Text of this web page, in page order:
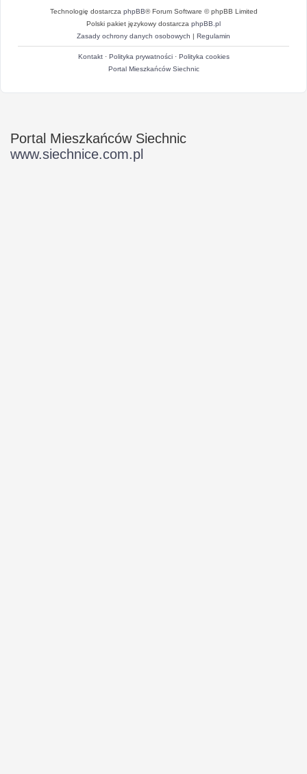
Technologię dostarcza phpBB® Forum Software © phpBB Limited
Polski pakiet językowy dostarcza phpBB.pl
Zasady ochrony danych osobowych | Regulamin
Kontakt· Polityka prywatności· Polityka cookies
Portal Mieszkańców Siechnic
Portal Mieszkańców Siechnic
www.siechnice.com.pl